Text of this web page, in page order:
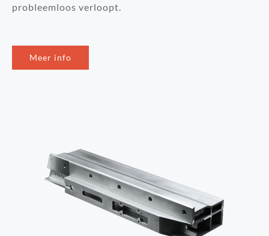
probleemloos verloopt.
Meer info